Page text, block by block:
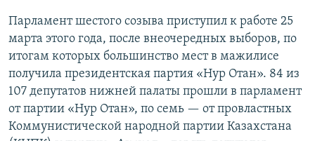
Парламент шестого созыва приступил к работе 25
марта этого года, после внеочередных выборов, по
итогам которых большинство мест в мажилисе
получила президентская партия «Нур Отан». 84 из
107 депутатов нижней палаты прошли в парламент
от партии «Нур Отан», по семь — от провластных
Коммунистической народной партии Казахстана